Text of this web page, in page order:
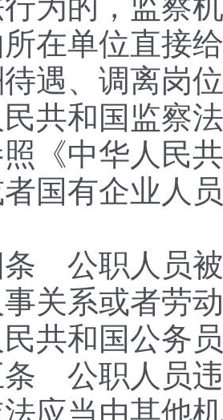
在单位直接
遇、调离岗
民共和国监察
《中华人民
国有企业人
公职人员
关系或者劳
民共和国公务
公职人员
应当由其他